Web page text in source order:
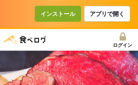
インストール アプリで開く
ログイン